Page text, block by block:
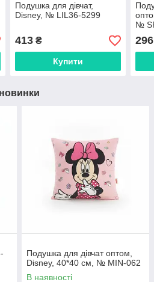
Подушка для дівчат,
Disney, № LIL36-5299
413₴
Купити
№
296
Подушка для дівчат оптом,
Disney, 40*40 см, № MIN-062
В наявності